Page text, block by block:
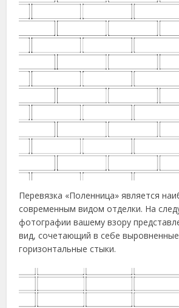
Перевязка «Поленница» является
современным видом отделки. На
фотографии вашему взору
вид, сочетающий в себе
горизонтальные стыки.